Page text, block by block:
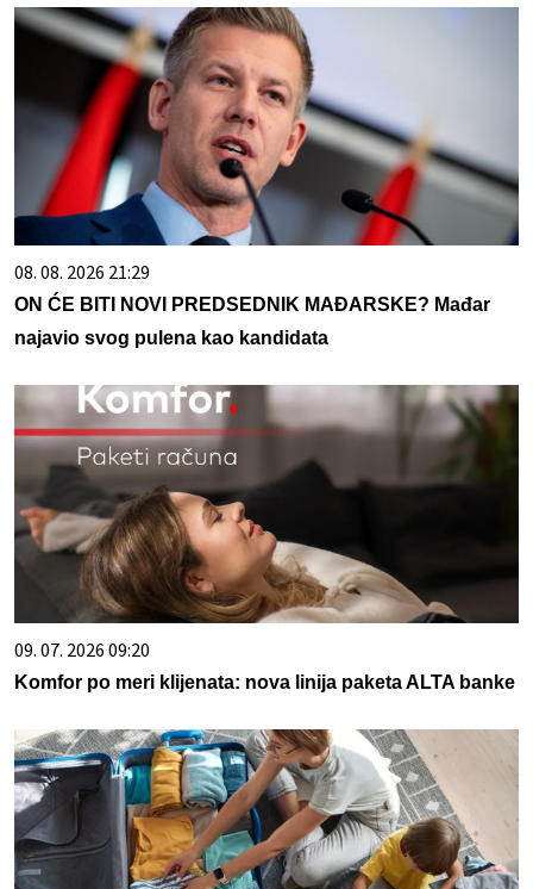
08. 08. 2026 21:29
ON ĆE BITI NOVI PREDSEDNIK MAĐARSKE? Mađar
najavio svog pulena kao kandidata
09. 07. 2026 09:20
Komfor po meri klijenata: nova linija paketa ALTA banke